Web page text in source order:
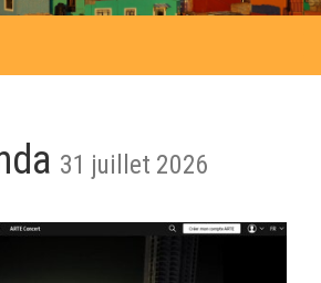
31 juillet 2026